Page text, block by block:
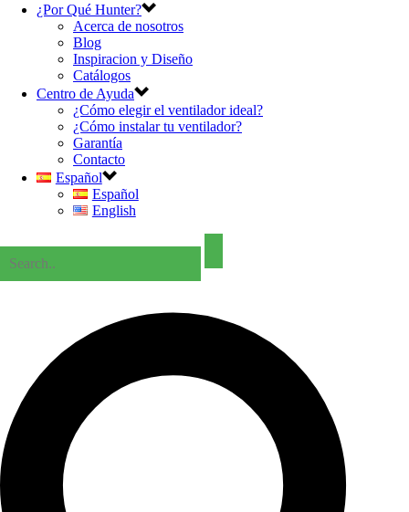
¿Por Qué Hunter?
Acerca de nosotros
Blog
Inspiracion y Diseño
Catálogos
Centro de Ayuda
¿Cómo elegir el ventilador ideal?
¿Cómo instalar tu ventilador?
Garantía
Contacto
Español
Español
English